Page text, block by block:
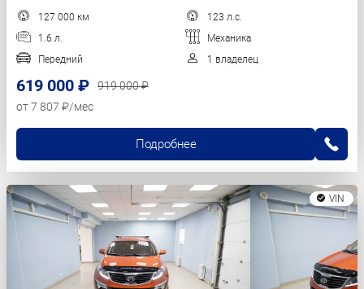
127 000 км
123 л.с.
1.6 л.
Механика
Передний
1 владелец
619 000 ₽
919 000 ₽
от 7 807 ₽/мес
Подробнее
VIN